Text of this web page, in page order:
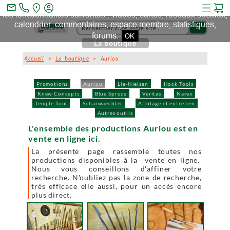
search
Promotions Auriou Lie-Nielsen
Hock Tools
Knew Concepts
Blue Spruce Veritas
Narex
Temple Tool
Scharwaechter
Affûtage et entretien
Autres outils
La boutique
Accueil >La boutique > Auriou
L'ensemble des productions Auriou est en
vente en ligne ici.
La présente page rassemble toutes nos
productions disponibles à la vente en ligne.
Nous vous conseillons d'affiner votre
recherche. N'oubliez pas la zone de recherche,
très efficace elle aussi, pour un accès encore
plus direct.
mail_outline
Ce site et des sites tiers qu'il utilise collectent des cookies pour
les fonctionnalités suivantes : vidéos, cartes, réseaux sociaux,
calendrier, commentaires, espace membre, statistiques,
forums. OK